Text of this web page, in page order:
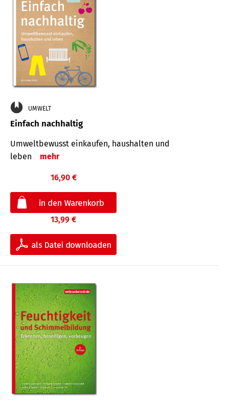
UMWELT
Einfach nachhaltig
Umweltbewusst einkaufen, haushalten und
leben
mehr
16,90 €
13,99 €